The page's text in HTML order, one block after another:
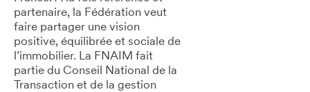
partenaire, la Fédération veut
faire partager une vision
positive, équilibrée et sociale de
l’immobilier. La FNAIM fait
partie du Conseil National de la
Transaction et de la gestion